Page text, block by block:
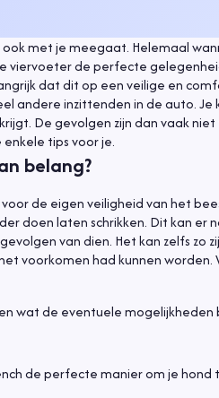
met je meegaat. Helemaal
de perfecte
dat dit op een veilige en
andere inzittenden in de auto.
De gevolgen zijn dan vaak
tips voor je.
belang?
de eigen veiligheid van het
doen laten schrikken. Dit kan er
van dien. Het kan zelfs zo
voorkomen had kunnen worden.
wat de eventuele mogelijkheden
de perfecte manier om je hond